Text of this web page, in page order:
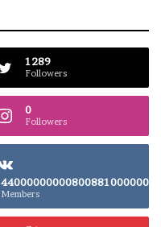
1289
Followers
0
Followers
Members